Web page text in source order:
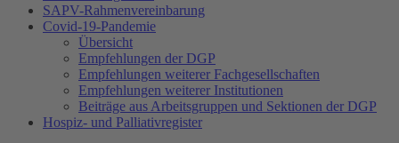
SAPV-Rahmenvereinbarung
Covid-19-Pandemie
Übersicht
Empfehlungen der DGP
Empfehlungen weiterer Fachgesellschaften
Empfehlungen weiterer Institutionen
Beiträge aus Arbeitsgruppen und Sektionen der DGP
Hospiz- und Palliativregister